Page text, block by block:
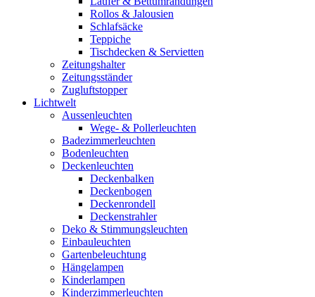
Rollos & Jalousien
Schlafsäcke
Teppiche
Tischdecken & Servietten
Zeitungshalter
Zeitungsständer
Zugluftstopper
Lichtwelt
Aussenleuchten
Wege- & Pollerleuchten
Badezimmerleuchten
Bodenleuchten
Deckenleuchten
Deckenbalken
Deckenbogen
Deckenrondell
Deckenstrahler
Deko & Stimmungsleuchten
Einbauleuchten
Gartenbeleuchtung
Hängelampen
Kinderlampen
Kinderzimmerleuchten